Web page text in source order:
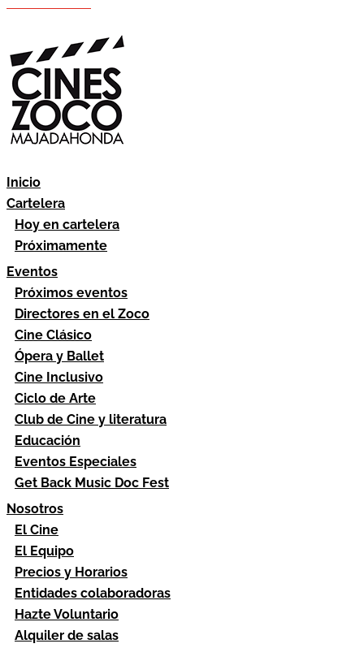
Inicio
Cartelera
Hoy en cartelera
Próximamente
Eventos
Próximos eventos
Directores en el Zoco
Cine Clásico
Ópera y Ballet
Cine Inclusivo
Ciclo de Arte
Club de Cine y literatura
Educación
Eventos Especiales
Get Back Music Doc Fest
Nosotros
El Cine
El Equipo
Precios y Horarios
Entidades colaboradoras
Hazte Voluntario
Alquiler de salas